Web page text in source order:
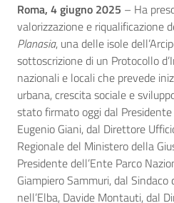
Roma, 4 giugno 2025 – Ha
valorizzazione e riqualificazione
Planasia, una delle isole
sottoscrizione di un Protocollo
nazionali e locali che prevede
urbana, crescita sociale e
stato firmato oggi dal Presidente
Eugenio Giani, dal Direttore
Regionale del Ministero della
Presidente dell’Ente Parco
Giampiero Sammuri, dal
nell’Elba, Davide Montauti, dal